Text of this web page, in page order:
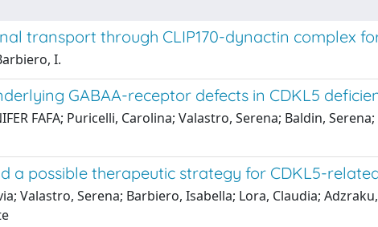
transport through CLIP170-dynactin complex
I.
GABAA-receptor defects in CDKL5
FAFA; Puricelli, Carolina; Valastro, Serena; Baldin,
a possible therapeutic strategy for CDKL5-
Valastro, Serena; Barbiero, Isabella; Lora, Claudia; Adzraku,